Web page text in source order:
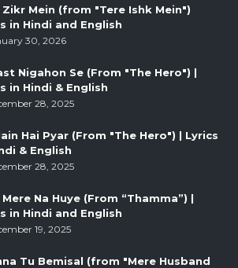
Zikr Mein (from "Tere Ishk Mein")
in Hindi and English
30, 2026
Nigahon Se (From "The Hero") |
in Hindi & English
28, 2025
Hai Pyar (From "The Hero") | Lyrics
& English
28, 2025
Na Huye (From “Thamma”) |
in Hindi and English
19, 2025
Tu Bemisal (from "Mere Husband